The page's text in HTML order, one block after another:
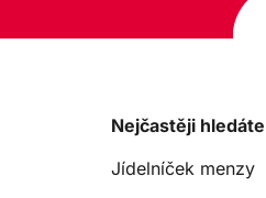
Nejčastěji hledáte
Jídelníček menzy